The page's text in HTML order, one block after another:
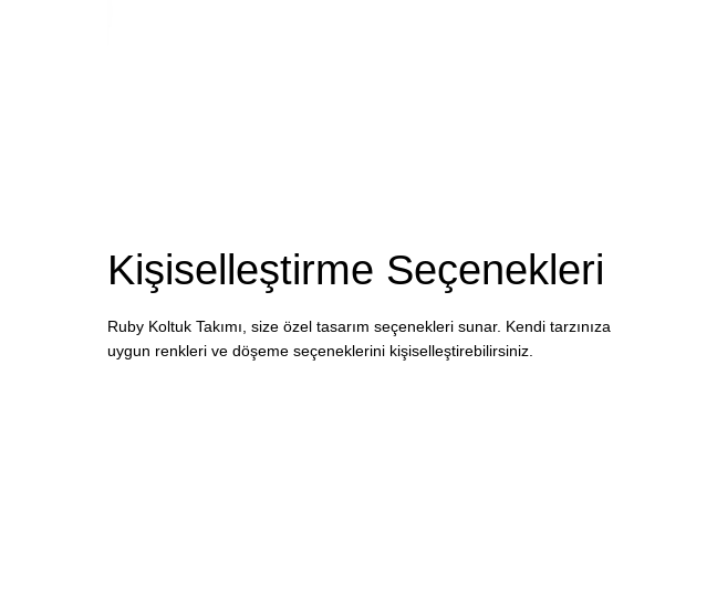
Kişiselleştirme Seçenekleri
Ruby Koltuk Takımı, size özel tasarım seçenekleri sunar. Kendi tarzınıza
uygun renkleri ve döşeme seçeneklerini kişiselleştirebilirsiniz.